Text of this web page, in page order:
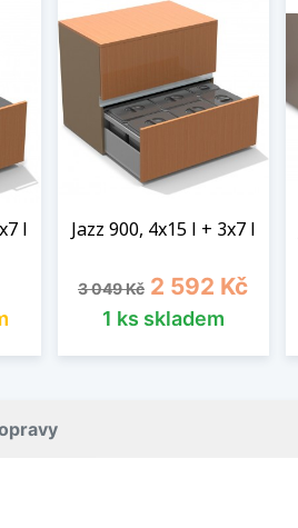
l Jazz 900, 4x15 l + 3x7 l
Běžná cena
3 049 Kč Cena
2 592 Kč
1 ks skladem